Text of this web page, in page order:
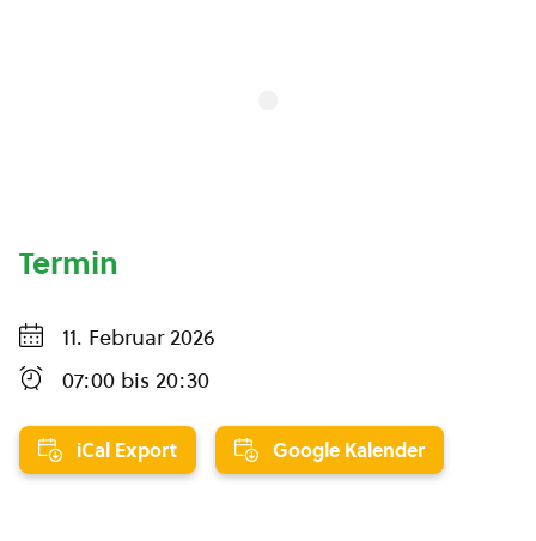
Termin
11. Februar 2026
07:00 bis 20:30
iCal Export Google Kalender